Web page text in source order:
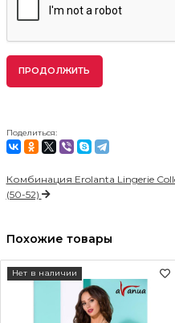
ПРОДОЛЖИТЬ
Поделиться:
Комбинация Erolanta Lingerie
(50-52)
Похожие товары
Нет в наличии